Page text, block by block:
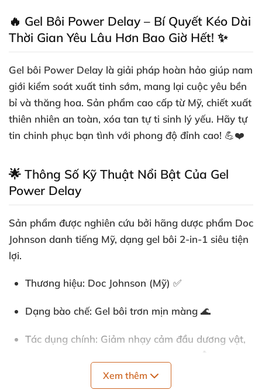
🔥 Gel Bôi Power Delay – Bí Quyết Kéo Dài
Thời Gian Yêu Lâu Hơn Bao Giờ Hết! ✨
Gel bôi Power Delay là giải pháp hoàn hảo giúp nam
giới kiểm soát xuất tinh sớm, mang lại cuộc yêu bền
bỉ và thăng hoa. Sản phẩm cao cấp từ Mỹ, chiết xuất
thiên nhiên an toàn, xóa tan tự ti sinh lý yếu. Hãy tự
tin chinh phục bạn tình với phong độ đỉnh cao! 💪❤️
🌟 Thông Số Kỹ Thuật Nổi Bật Của Gel
Power Delay
Sản phẩm được nghiên cứu bởi hãng dược phẩm Doc
Johnson danh tiếng Mỹ, dạng gel bôi 2-in-1 siêu tiện
lợi.
Thương hiệu: Doc Johnson (Mỹ) ✅
Dạng bào chế: Gel bôi trơn mịn màng 🌊
Tác dụng chính: Giảm nhạy cảm đầu dương vật,
kéo dài thời gian quan hệ 10-30 phút ⏱️
: Tăng cương cứng cho nam, bôi trơn
Xem thêm